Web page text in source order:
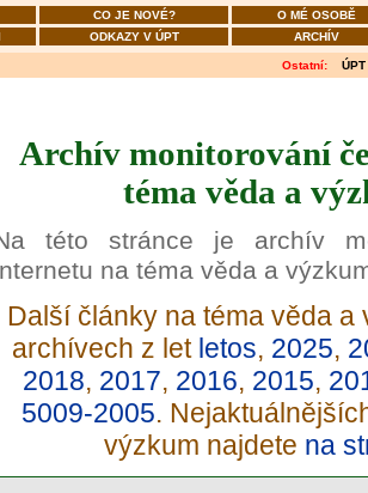
CO JE NOVÉ?
O MÉ OSOBĚ
ODKAZY V ÚPT ARCHÍV
Ostatní: ÚPT
Archív monitorování
téma věda a
této stránce je archív
na téma věda a
Další články na téma věda
archívech z let letos, 2025,
2018, 2017, 2016, 2015,
5009-2005.
výzkum najdete na